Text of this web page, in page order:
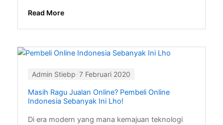
Read More
Admin Stiebp 7 Februari 2020
Masih Ragu Jualan Online? Pembeli Online
Indonesia Sebanyak Ini Lho!
Di era modern yang mana kemajuan teknologi